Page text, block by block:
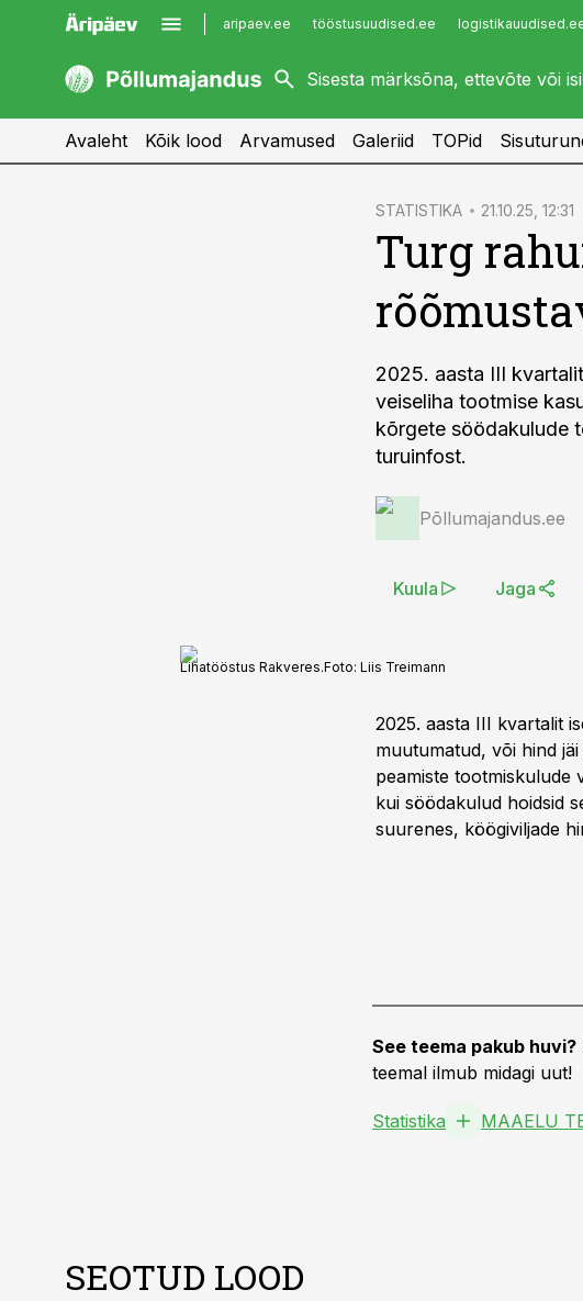
aripaev.ee tööstusuudised.ee
kaubandus.ee
kinnisvarauudised.ee
imelineajalugu.ee
Avaleht Kõik lood Arvamused Galeriid TOPid
STATISTIKA 21.10.25, 12:31
Turg
2025. aasta III
veiseliha tootmise
kõrgete söödakulude
turuinfost.
Põllumajandus.ee
Kuula Jaga
Lihatööstus Rakveres.Foto: Liis Treimann
2025. aasta III kvartalit
muutumatud, või hind
peamiste tootmiskulude
kui söödakulud hoidsid
suurenes, köögiviljade
See teema pakub huvi?
teemal ilmub midagi uut!
Statistika MAAELU
SEOTUD LOOD